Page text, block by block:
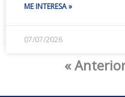
ME INTERESA »
07/07/2026
«